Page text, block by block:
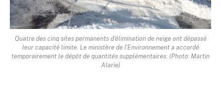
Quatre des cinq sites permanents d'élimination de neige ont dépassé
leur capacité limite. Le ministère de l'Environnement a accordé
temporairement le dépôt de quantités supplémentaires. (Photo: Martin
Alarie)